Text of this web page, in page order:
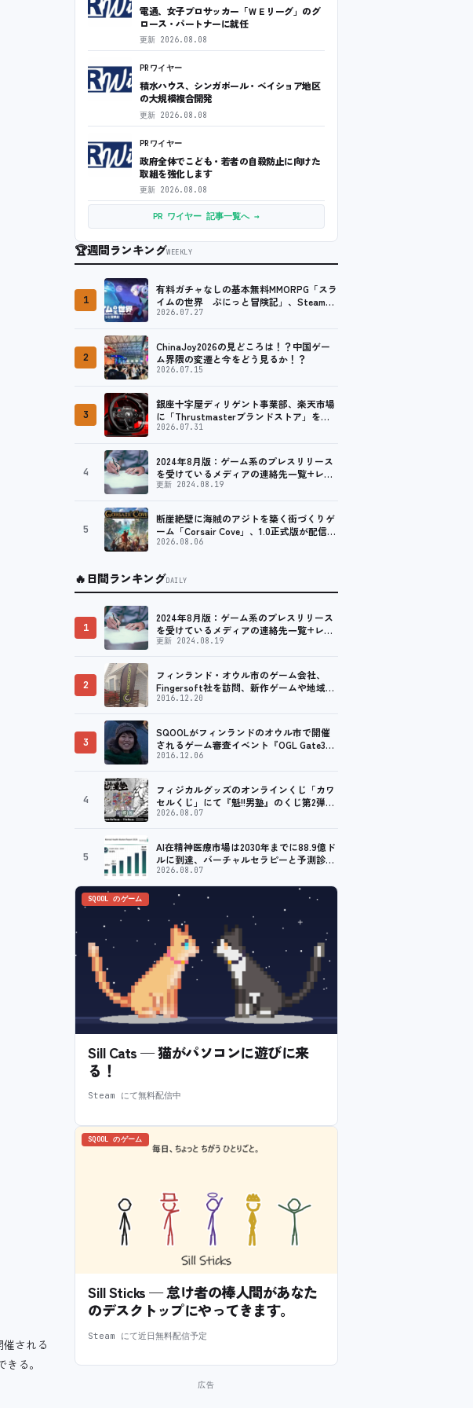
される
る。
電通、女子プロサッカー「ＷＥリーグ」のグ
ロース・パートナーに就任
更新 2026.08.08
PRワイヤー
積水ハウス、シンガポール・ベイショア地区
の大規模複合開発
更新 2026.08.08
PRワイヤー
政府全体でこども・若者の自殺防止に向けた
取組を強化します
更新 2026.08.08
PR ワイヤー 記事一覧へ →
🏆週間ランキングWEEKLY
1
有料ガチャなしの基本無料MMORPG「スラ
イムの世界 ぷにっと冒険記」、Steam向
けの無料体験版が8月末に配信決定
2026.07.27
2
ChinaJoy2026の見どころは！？中国ゲー
ム界隈の変遷と今をどう見るか！？
2026.07.15
3
銀座十字屋ディリゲント事業部、楽天市場
に「Thrustmasterブランドストア」をオ
ープン。記念キャンペーンでポイントアッ
2026.07.31
4
2024年8月版：ゲーム系のプレスリリース
を受けているメディアの連絡先一覧+レビ
ュー依頼先一覧
更新 2024.08.19
5
断崖絶壁に海賊のアジトを築く街づくりゲ
ーム「Corsair Cove」、1.0正式版が配信開
始！
2026.08.06
🔥日間ランキングDAILY
1
2024年8月版：ゲーム系のプレスリリース
を受けているメディアの連絡先一覧+レビ
ュー依頼先一覧
更新 2024.08.19
2
フィンランド・オウル市のゲーム会社、
Fingersoft社を訪問、新作ゲームや地域貢
献について聞いてきました
2016.12.20
3
SQOOLがフィンランドのオウル市で開催
されるゲーム審査イベント『OGL Gate3』
のメディアパートナーに！
2016.12.06
4
フィジカルグッズのオンラインくじ「カワ
セルくじ」にて『魁!!男塾』のくじ第2弾が
販売開始！
2026.08.07
5
AI在精神医療市場は2030年までに88.9億ド
ルに到達、バーチャルセラピーと予測診断
の普及が加速
2026.08.07
SQOOL のゲーム
Sill Cats — 猫がパソコンに遊びに来
る！
Steam にて無料配信中
SQOOL のゲーム
Sill Sticks — 怠け者の棒人間があなた
のデスクトップにやってきます。
Steam にて近日無料配信予定